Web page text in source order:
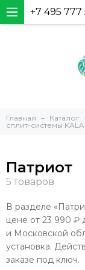
+7 495 777
Главная Каталог
сплит-системы
Патриот
В разделе
цене от 23 990 ₽
и Московской
установка.
заказе под ключ.